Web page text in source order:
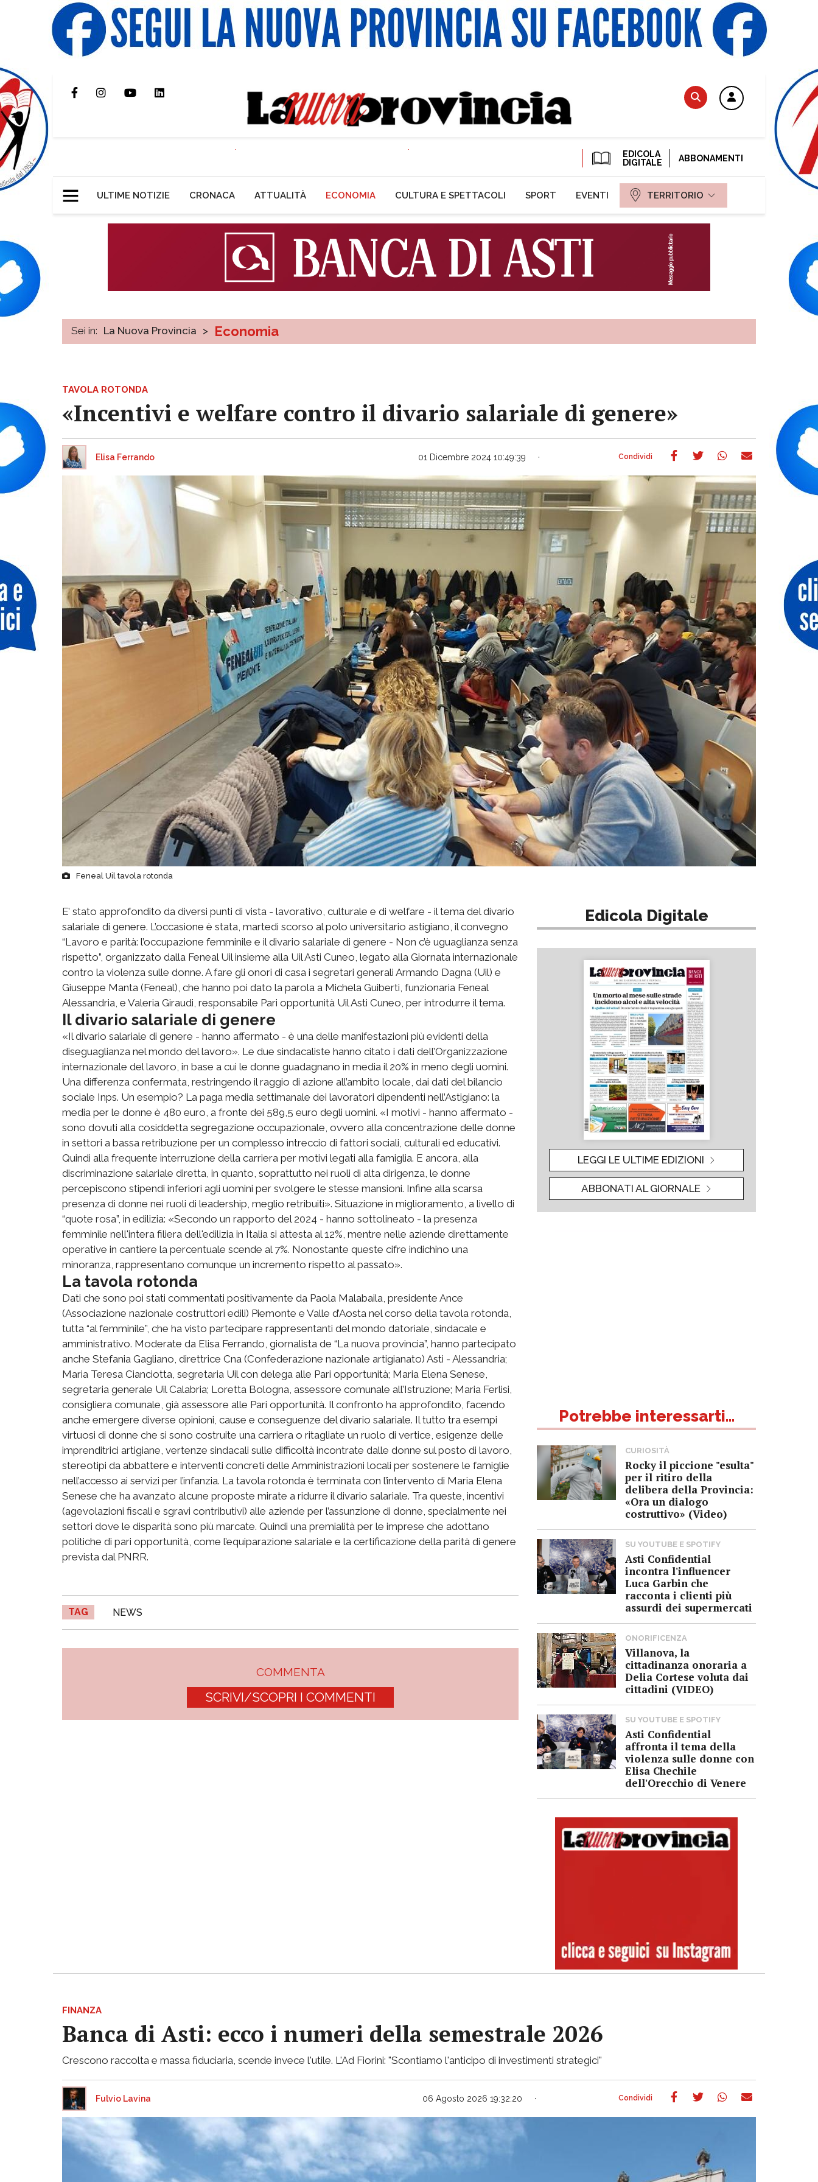
EDICOLA
DIGITALE
ABBONAMENTI
ULTIME NOTIZIE CRONACA ATTUALITÀ ECONOMIA CULTURA E SPETTACOLI SPORT EVENTI TERRITORIO
Sei in: La Nuova Provincia > Economia
TAVOLA ROTONDA
«Incentivi e welfare contro il divario salariale di genere»
Elisa Ferrando 01 Dicembre 2024 10:49:39
Feneal Uil tavola rotonda
E’ stato approfondito da diversi punti di vista - lavorativo, culturale e di welfare - il tema del divario
salariale di genere. L’occasione è stata, martedì scorso al polo universitario astigiano, il convegno
“Lavoro e parità: l’occupazione femminile e il divario salariale di genere - Non c’è uguaglianza senza
rispetto”, organizzato dalla Feneal Uil insieme alla Uil Asti Cuneo, legato alla Giornata internazionale
contro la violenza sulle donne. A fare gli onori di casa i segretari generali Armando Dagna (Uil) e
Giuseppe Manta (Feneal), che hanno poi dato la parola a Michela Guiberti, funzionaria Feneal
Alessandria, e Valeria Giraudi, responsabile Pari opportunità Uil Asti Cuneo, per introdurre il tema.
Il divario salariale di genere
«Il divario salariale di genere - hanno affermato - è una delle manifestazioni più evidenti della
diseguaglianza nel mondo del lavoro». Le due sindacaliste hanno citato i dati dell’Organizzazione
internazionale del lavoro, in base a cui le donne guadagnano in media il 20% in meno degli uomini.
Una differenza confermata, restringendo il raggio di azione all’ambito locale, dai dati del bilancio
sociale Inps. Un esempio? La paga media settimanale dei lavoratori dipendenti nell’Astigiano: la
media per le donne è 480 euro, a fronte dei 589,5 euro degli uomini. «I motivi - hanno affermato -
sono dovuti alla cosiddetta segregazione occupazionale, ovvero alla concentrazione delle donne
in settori a bassa retribuzione per un complesso intreccio di fattori sociali, culturali ed educativi.
Quindi alla frequente interruzione della carriera per motivi legati alla famiglia. E ancora, alla
discriminazione salariale diretta, in quanto, soprattutto nei ruoli di alta dirigenza, le donne
percepiscono stipendi inferiori agli uomini per svolgere le stesse mansioni. Infine alla scarsa
presenza di donne nei ruoli di leadership, meglio retribuiti». Situazione in miglioramento, a livello di
“quote rosa”, in edilizia: «Secondo un rapporto del 2024 - hanno sottolineato - la presenza
femminile nell'intera filiera dell'edilizia in Italia si attesta al 12%, mentre nelle aziende direttamente
operative in cantiere la percentuale scende al 7%. Nonostante queste cifre indichino una
minoranza, rappresentano comunque un incremento rispetto al passato».
La tavola rotonda
Dati che sono poi stati commentati positivamente da Paola Malabaila, presidente Ance
(Associazione nazionale costruttori edili) Piemonte e Valle d’Aosta nel corso della tavola rotonda,
tutta “al femminile”, che ha visto partecipare rappresentanti del mondo datoriale, sindacale e
amministrativo. Moderate da Elisa Ferrando, giornalista de “La nuova provincia”, hanno partecipato
anche Stefania Gagliano, direttrice Cna (Confederazione nazionale artigianato) Asti - Alessandria;
Maria Teresa Cianciotta, segretaria Uil con delega alle Pari opportunità; Maria Elena Senese,
segretaria generale Uil Calabria; Loretta Bologna, assessore comunale all’Istruzione; Maria Ferlisi,
consigliera comunale, già assessore alle Pari opportunità. Il confronto ha approfondito, facendo
anche emergere diverse opinioni, cause e conseguenze del divario salariale. Il tutto tra esempi
virtuosi di donne che si sono costruite una carriera o ritagliate un ruolo di vertice, esigenze delle
imprenditrici artigiane, vertenze sindacali sulle difficoltà incontrate dalle donne sul posto di lavoro,
stereotipi da abbattere e interventi concreti delle Amministrazioni locali per sostenere le famiglie
nell’accesso ai servizi per l’infanzia. La tavola rotonda è terminata con l’intervento di Maria Elena
Senese che ha avanzato alcune proposte mirate a ridurre il divario salariale. Tra queste, incentivi
(agevolazioni fiscali e sgravi contributivi) alle aziende per l’assunzione di donne, specialmente nei
settori dove le disparità sono più marcate. Quindi una premialità per le imprese che adottano
politiche di pari opportunità, come l’equiparazione salariale e la certificazione della parità di genere
prevista dal PNRR.
TAG NEWS
COMMENTA
SCRIVI/SCOPRI I COMMENTI
Edicola Digitale
LEGGI LE ULTIME EDIZIONI
ABBONATI AL GIORNALE
Potrebbe interessarti...
CURIOSITÀ
Rocky il piccione "esulta"
per il ritiro della
delibera della Provincia:
«Ora un dialogo
costruttivo» (Video)
SU YOUTUBE E SPOTIFY
Asti Confidential
incontra l'influencer
Luca Garbin che
racconta i clienti più
assurdi dei supermercati
ONORIFICENZA
Villanova, la
cittadinanza onoraria a
Delia Cortese voluta dai
cittadini (VIDEO)
SU YOUTUBE E SPOTIFY
Asti Confidential
affronta il tema della
violenza sulle donne con
Elisa Chechile
dell'Orecchio di Venere
FINANZA
Banca di Asti: ecco i numeri della semestrale 2026
Crescono raccolta e massa fiduciaria, scende invece l'utile. L'Ad Fiorini: "Scontiamo l'anticipo di investimenti strategici"
Fulvio Lavina 06 Agosto 2026 19:32:20